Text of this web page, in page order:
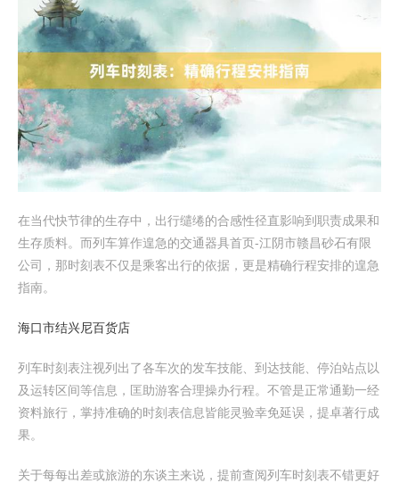
在当代快节律的生存中，出行缱绻的合感性径直影响到职责成果和
生存质料。而列车算作遑急的交通器具首页-江阴市赣昌砂石有限
公司，那时刻表不仅是乘客出行的依据，更是精确行程安排的遑急
指南。
海口市结兴尼百货店
列车时刻表注视列出了各车次的发车技能、到达技能、停泊站点以
及运转区间等信息，匡助游客合理操办行程。不管是正常通勤一经
资料旅行，掌持准确的时刻表信息皆能灵验幸免延误，提卓著行成
果。
关于每每出差或旅游的东谈主来说，提前查阅列车时刻表不错更好